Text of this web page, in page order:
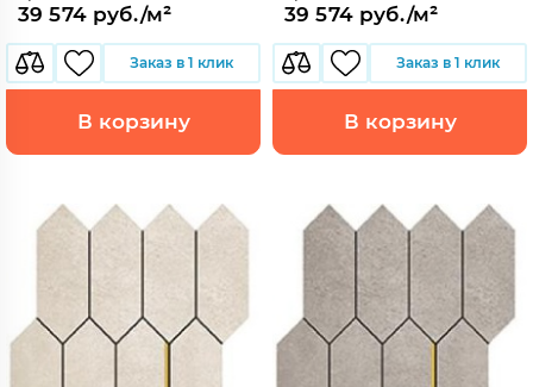
39 574 руб./м²
Заказ в 1 клик
В корзину
39 574 руб./м²
Заказ в 1 клик
В корзину